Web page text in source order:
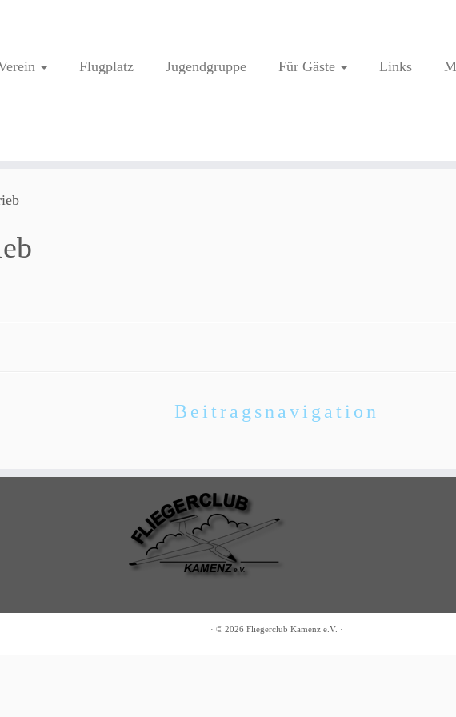
Flugplatz Jugendgruppe Für Gäste Links
Beitragsnavigation
· © 2026 Fliegerclub Kamenz e.V. ·